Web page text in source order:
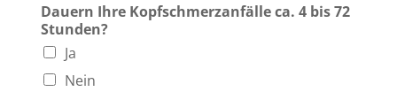
Dauern Ihre Kopfschmerzanfälle ca. 4 bis 72
Stunden?
Ja
Nein